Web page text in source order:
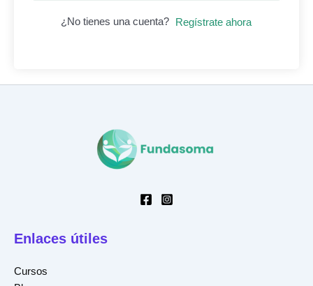
¿No tienes una cuenta? Regístrate ahora
Enlaces útiles
Cursos